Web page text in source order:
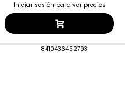
Iniciar sesión para ver precios